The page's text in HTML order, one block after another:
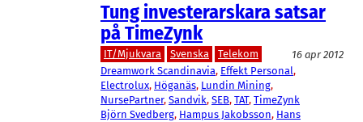
Tung investerarskara satsar
på TimeZynk
IT/Mjukvara Svenska Telekom
16 apr 2012
Dreamwork Scandinavia, Effekt Personal
Electrolux, Höganäs, Lundin Mining
NursePartner, Sandvik, SEB, TAT, TimeZynk
Björn Svedberg, Hampus Jakobsson, Hans